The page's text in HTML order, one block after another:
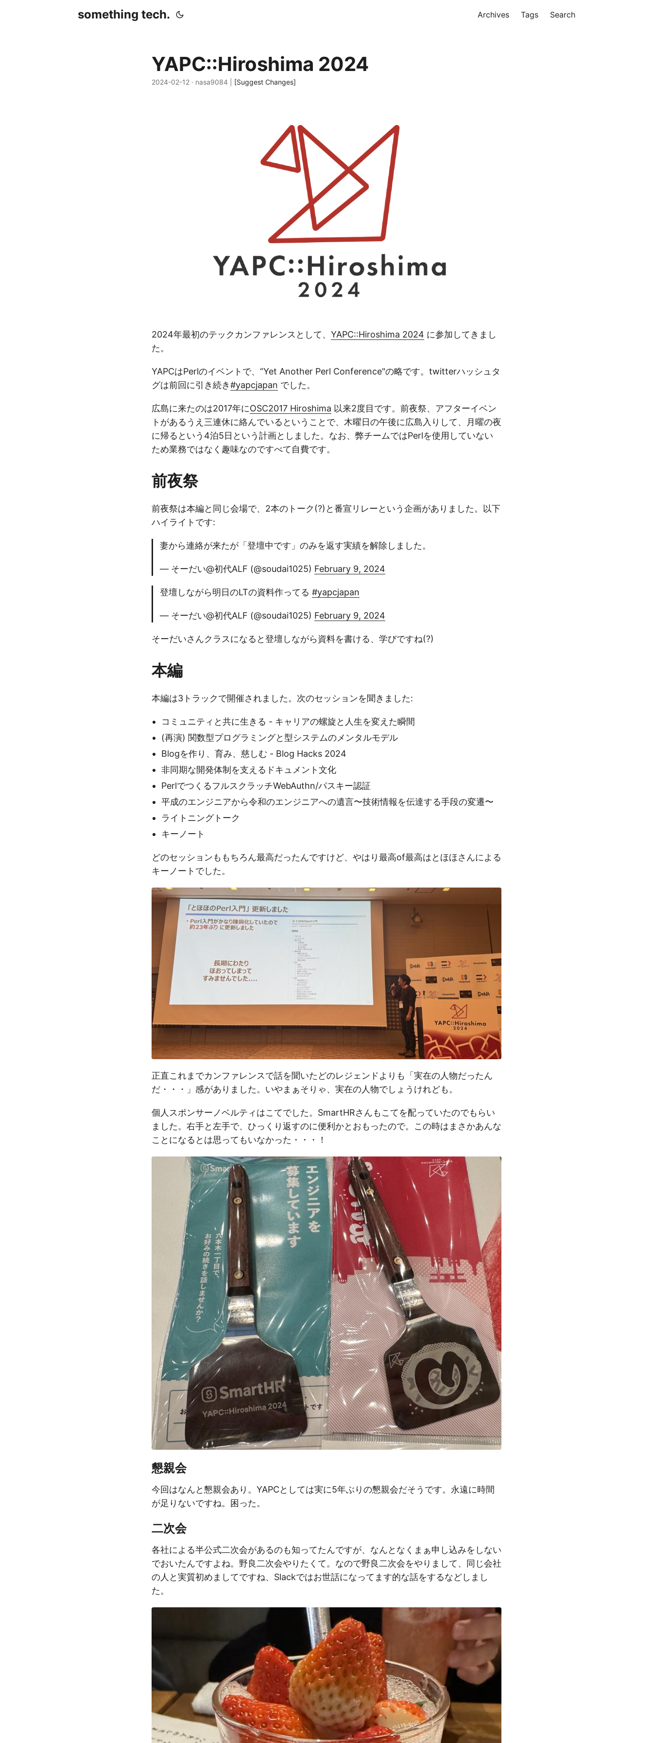
something tech. Archives Tags Search
YAPC::Hiroshima 2024
2024-02-12 · nasa9084 | [Suggest Changes]
2024年最初のテックカンファレンスとして、 YAPC::Hiroshima 2024 に参加してきまし
た。
YAPCはPerlのイベントで、“Yet Another Perl Conference"の略です。twitterハッシュタ
グは前回に引き続き#yapcjapan でした。
広島に来たのは2017年にOSC2017 Hiroshima 以来2度目です。前夜祭、アフターイベン
トがあるうえ三連休に絡んでいるということで、木曜日の午後に広島入りして、月曜の夜
に帰るという4泊5日という計画としました。なお、弊チームではPerlを使用していない
ため業務ではなく趣味なのですべて自費です。
前夜祭
前夜祭は本編と同じ会場で、2本のトーク(?)と番宣リレーという企画がありました。以下
ハイライトです:
妻から連絡が来たが「登壇中です」のみを返す実績を解除しました。
— そーだい@初代ALF (@soudai1025) February 9, 2024
登壇しながら明日のLTの資料作ってる #yapcjapan
— そーだい@初代ALF (@soudai1025) February 9, 2024
そーだいさんクラスになると登壇しながら資料を書ける、学びですね(?)
本編
本編は3トラックで開催されました。次のセッションを聞きました:
コミュニティと共に生きる - キャリアの螺旋と人生を変えた瞬間
(再演) 関数型プログラミングと型システムのメンタルモデル
Blogを作り、育み、慈しむ - Blog Hacks 2024
非同期な開発体制を支えるドキュメント文化
PerlでつくるフルスクラッチWebAuthn/パスキー認証
平成のエンジニアから令和のエンジニアへの遺言〜技術情報を伝達する手段の変遷〜
ライトニングトーク
キーノート
どのセッションももちろん最高だったんですけど、やはり最高of最高はとほほさんによる
キーノートでした。
正直これまでカンファレンスで話を聞いたどのレジェンドよりも「実在の人物だったん
だ・・・」感がありました。いやまぁそりゃ、実在の人物でしょうけれども。
個人スポンサーノベルティはこてでした。SmartHRさんもこてを配っていたのでもらい
ました。右手と左手で、ひっくり返すのに便利かとおもったので。この時はまさかあんな
ことになるとは思ってもいなかった・・・！
懇親会
今回はなんと懇親会あり。YAPCとしては実に5年ぶりの懇親会だそうです。永遠に時間
が足りないですね。困った。
二次会
各社による半公式二次会があるのも知ってたんですが、なんとなくまぁ申し込みをしない
でおいたんですよね。野良二次会やりたくて。なので野良二次会をやりまして、同じ会社
の人と実質初めましてですね、Slackではお世話になってます的な話をするなどしまし
た。